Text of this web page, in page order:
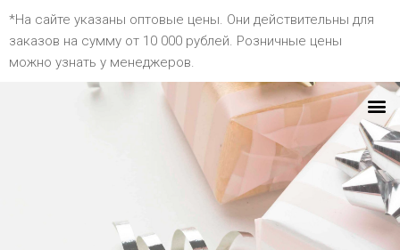
*На сайте указаны оптовые цены. Они действительны для
заказов на сумму от 10 000 рублей. Розничные цены
можно узнать у менеджеров.